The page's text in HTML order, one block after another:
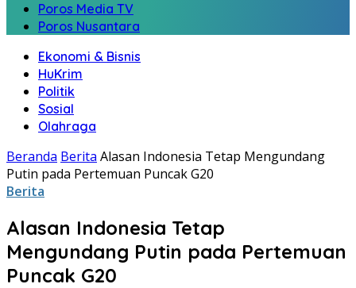
Poros Media TV
Poros Nusantara
Ekonomi & Bisnis
HuKrim
Politik
Sosial
Olahraga
Beranda Berita Alasan Indonesia Tetap Mengundang
Putin pada Pertemuan Puncak G20
Berita
Alasan Indonesia Tetap
Mengundang Putin pada Pertemuan
Puncak G20